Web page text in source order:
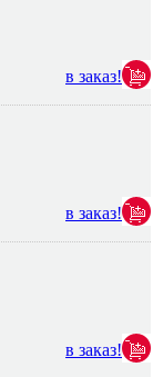
в заказ!
в заказ!
в заказ!